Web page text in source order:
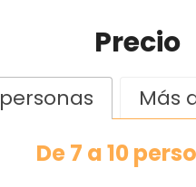
Precio
Más
De 7 a 10